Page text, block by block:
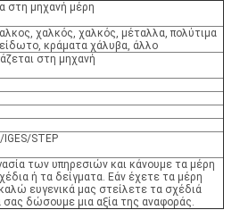
στη μηχανή μέρη
χαλκός, χαλκός, μέταλλα, πολύτιμα
κράματα χάλυβα, άλλο
στη μηχανή
IGES/STEP
των υπηρεσιών και κάνουμε τα μέρη
ή τα δείγματα. Εάν έχετε τα μέρη
ευγενικά μας στείλετε τα σχέδιά
δώσουμε μια αξία της αναφοράς.